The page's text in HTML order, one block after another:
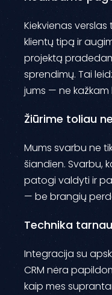
Kiekvienas
klientų tipą ir
projektą
sprendimų. Tai
jums — ne kažkam
Žiūrime toliau
Mums svarbu ne
šiandien. Svarbu,
patogi valdyti ir
— be brangių
Technika
Integracija su
CRM nėra
kaip mes